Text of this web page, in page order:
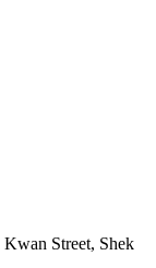
Street, Shek